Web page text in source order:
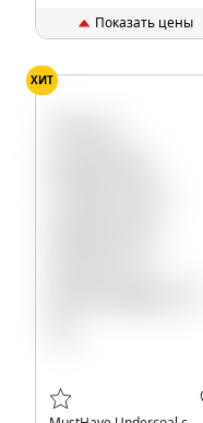
Показать цены
ХИТ